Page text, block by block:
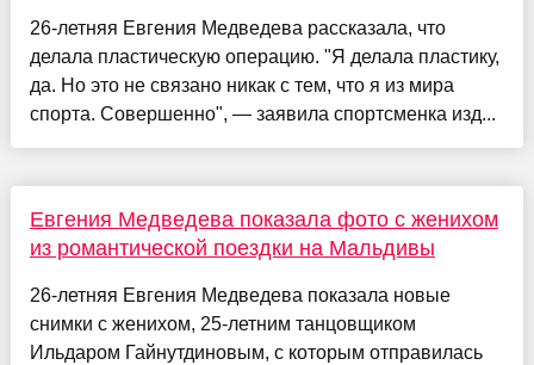
26-летняя Евгения Медведева рассказала, что
делала пластическую операцию. "Я делала пластику,
да. Но это не связано никак с тем, что я из мира
спорта. Совершенно", — заявила спортсменка изд...
Евгения Медведева показала фото с женихом
из романтической поездки на Мальдивы
26-летняя Евгения Медведева показала новые
снимки с женихом, 25-летним танцовщиком
Ильдаром Гайнутдиновым, с которым отправилась